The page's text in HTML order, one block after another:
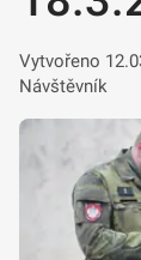
Vytvořeno
Návštěvník